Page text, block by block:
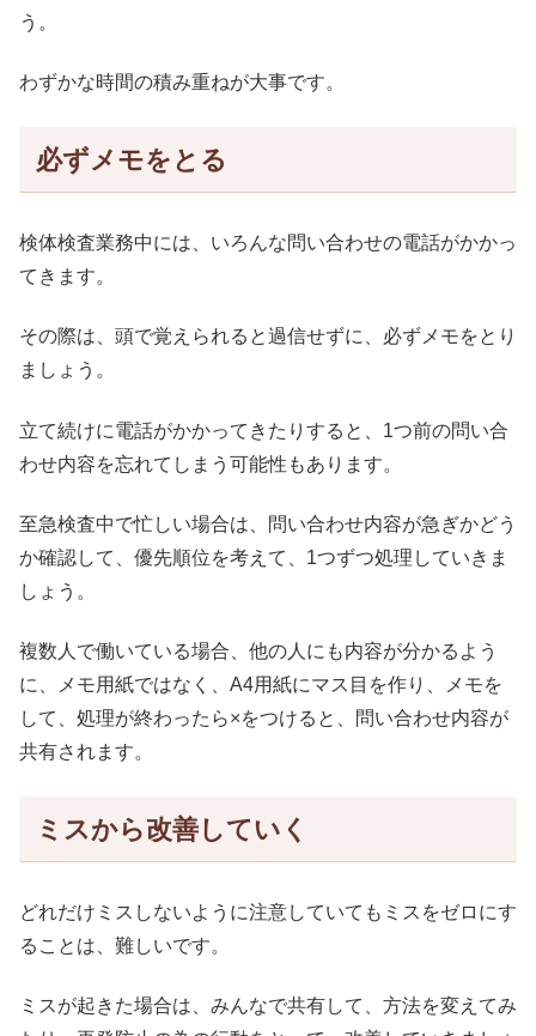
う。
わずかな時間の積み重ねが大事です。
必ずメモをとる
検体検査業務中には、いろんな問い合わせの電話がかかっ
てきます。
その際は、頭で覚えられると過信せずに、必ずメモをとり
ましょう。
立て続けに電話がかかってきたりすると、1つ前の問い合
わせ内容を忘れてしまう可能性もあります。
至急検査中で忙しい場合は、問い合わせ内容が急ぎかどう
か確認して、優先順位を考えて、1つずつ処理していきま
しょう。
複数人で働いている場合、他の人にも内容が分かるよう
に、メモ用紙ではなく、A4用紙にマス目を作り、メモを
して、処理が終わったら×をつけると、問い合わせ内容が
共有されます。
ミスから改善していく
どれだけミスしないように注意していてもミスをゼロにす
ることは、難しいです。
ミスが起きた場合は、みんなで共有して、方法を変えてみ